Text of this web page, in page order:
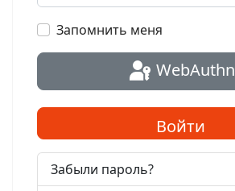
Запомнить меня
WebAuthn
Войти
Забыли пароль?